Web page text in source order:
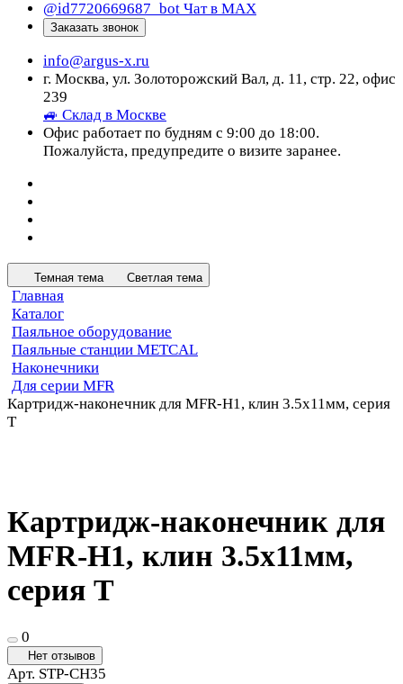
@id7720669687_bot Чат в МАХ
Заказать звонок
info@argus-x.ru
г. Москва, ул. Золоторожский Вал, д. 11, стр. 22, офис
239
🚙 Склад в Москве
Офис работает по будням с 9:00 до 18:00.
Пожалуйста, предупредите о визите заранее.
Темная тема Светлая тема
Главная
Каталог
Паяльное оборудование
Паяльные станции METCAL
Наконечники
Для серии MFR
Картридж-наконечник для MFR-H1, клин 3.5х11мм, серия
T
Картридж-наконечник для
MFR-H1, клин 3.5х11мм,
серия T
0
Нет отзывов
Арт. STP-CH35